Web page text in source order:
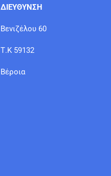
ΔΙΕΥΘΥΝΣΗ
Βενιζέλου 60
Τ.Κ 59132
Βέροια